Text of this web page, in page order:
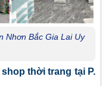
Nhơn Bắc Gia Lai Uy
thời trang tại P.